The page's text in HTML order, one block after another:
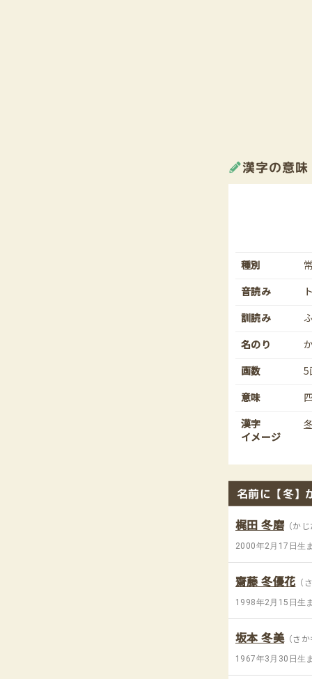
漢字の意味
種別
音読み
訓読み
名のり
画数
5
意味
漢字
イメージ
名前に【冬】
梶田 冬磨（か
2000年2月17日生
齋藤 冬優花 （
1998年2月15日生
坂本 冬美（さ
1967年3月30日生